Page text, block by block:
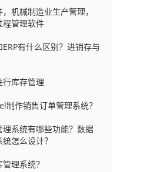
机械制造业生产管理，
程管理软件
有什么区别？进销存与
库存管理
制作销售订单管理系统？
理系统有哪些功能？数据
怎么设计？
理系统？